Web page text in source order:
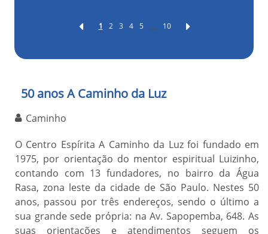
1 2 3 4 5 ... 10
50 anos A Caminho da Luz
Caminho
O Centro Espírita A Caminho da Luz foi fundado em
1975, por orientação do mentor espiritual Luizinho,
contando com 13 fundadores, no bairro da Água
Rasa, zona leste da cidade de São Paulo. Nestes 50
anos, passou por três endereços, sendo o último a
sua grande sede própria: na Av. Sapopemba, 648. As
suas orientações e atendimentos seguem os